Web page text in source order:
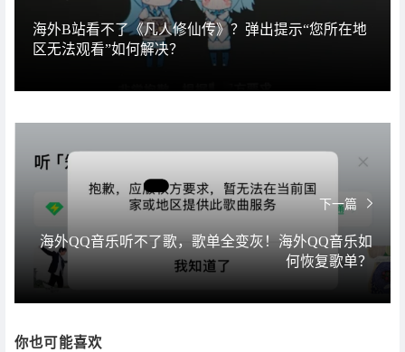
海外B站看不了《凡人修仙传》？弹出提示“您所在地
区无法观看”如何解决？
下一篇
海外QQ音乐听不了歌，歌单全变灰！海外QQ音乐如
何恢复歌单？
你也可能喜欢